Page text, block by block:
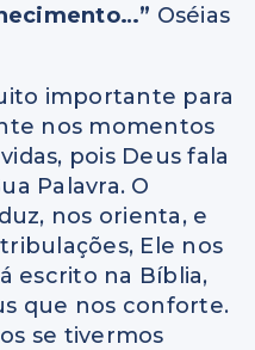
Oséias
importante para
nos momentos
pois Deus fala
Palavra. O
nos orienta, e
Ele nos
escrito na Bíblia,
que nos conforte.
se tivermos